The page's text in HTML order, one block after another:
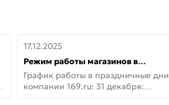
17.12.2025
Режим работы магазинов в
праздничные дни с 31 декабря по
11 января
График работы в праздничные дни
компании 169.ru: 31 декабря:
Заказы, самовывоз и доставки —